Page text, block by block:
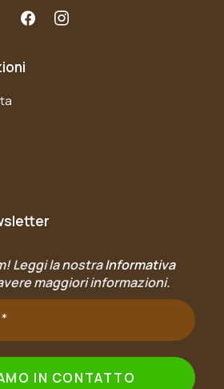
Leggi la nostraInformativa
maggiori informazioni.